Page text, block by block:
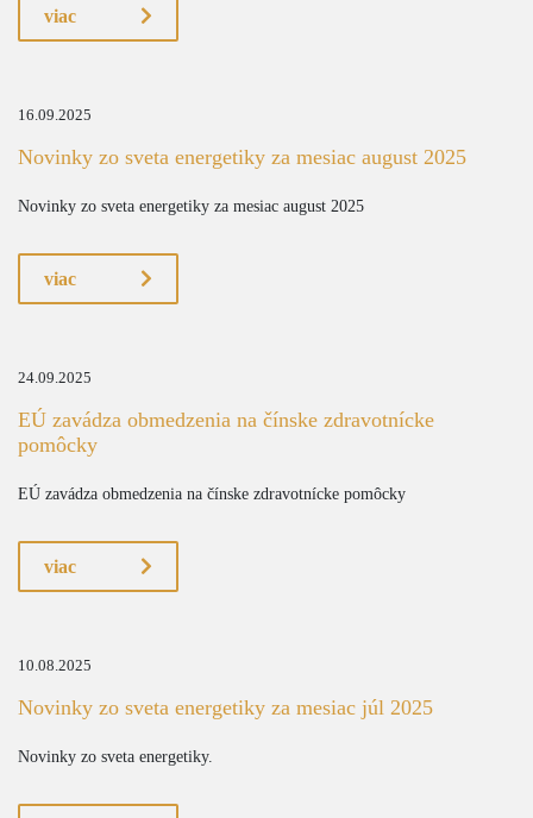
viac
16.09.2025
Novinky zo sveta energetiky za mesiac august 2025
Novinky zo sveta energetiky za mesiac august 2025
viac
24.09.2025
EÚ zavádza obmedzenia na čínske zdravotnícke
pomôcky
EÚ zavádza obmedzenia na čínske zdravotnícke pomôcky
viac
10.08.2025
Novinky zo sveta energetiky za mesiac júl 2025
Novinky zo sveta energetiky.